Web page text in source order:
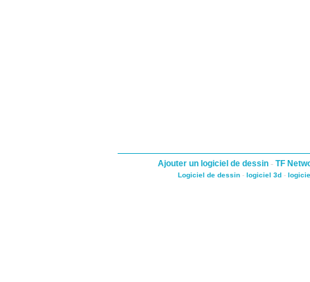
Ajouter un logiciel de dessin - TF
Logiciel de dessin- logiciel 3d-